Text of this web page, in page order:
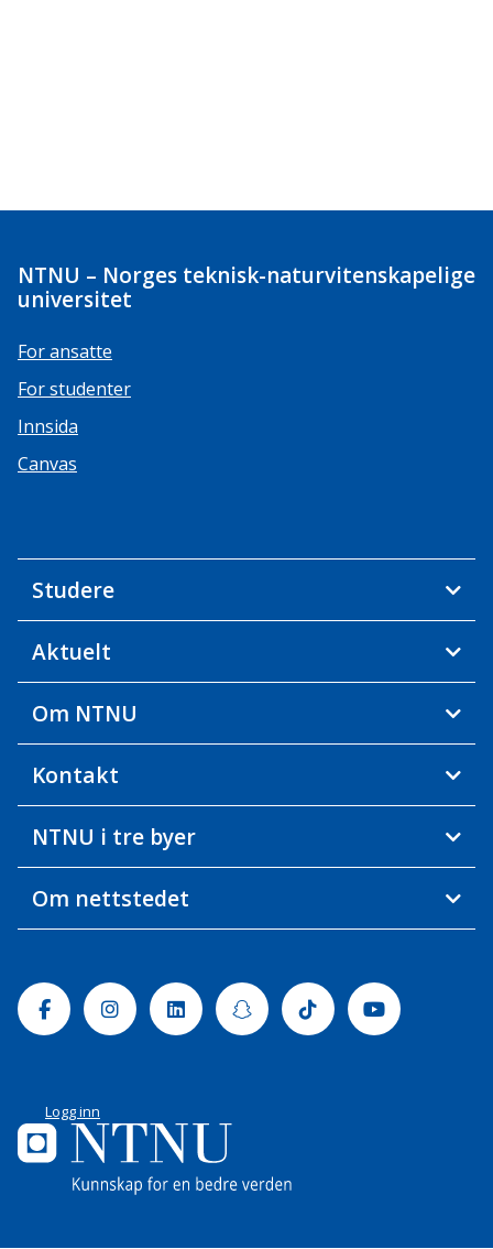
NTNU – Norges teknisk-naturvitenskapelige
universitet
For ansatte
For studenter
Innsida
Canvas
Studere
Aktuelt
Om NTNU
Kontakt
NTNU i tre byer
Om nettstedet
FacebookInstagramLinkedinSnapchatTiktok Youtube
Logg inn